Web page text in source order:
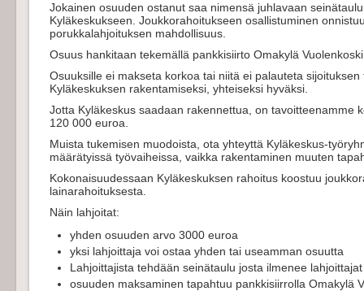
Jokainen osuuden ostanut saa nimensä juhlavaan
Kyläkeskukseen. Joukkorahoitukseen osallistuminen
porukkalahjoituksen mahdollisuus.
Osuus hankitaan tekemällä pankkisiirto Omakylä
Osuuksille ei makseta korkoa tai niitä ei palauteta
Kyläkeskuksen rakentamiseksi, yhteiseksi hyväksi.
Jotta Kyläkeskus saadaan rakennettua, on tavoitteenamme
120 000 euroa.
Muista tukemisen muodoista, ota yhteyttä Kyläkeskus-
määrätyissä työvaiheissa, vaikka rakentaminen muuten
Kokonaisuudessaan Kyläkeskuksen rahoitus koostuu
lainarahoituksesta.
Näin lahjoitat:
yhden osuuden arvo 3000 euroa
yksi lahjoittaja voi ostaa yhden tai useamman osuutta
Lahjoittajista tehdään seinätaulu josta ilmenee
osuuden maksaminen tapahtuu pankkisiirrolla Omakylä